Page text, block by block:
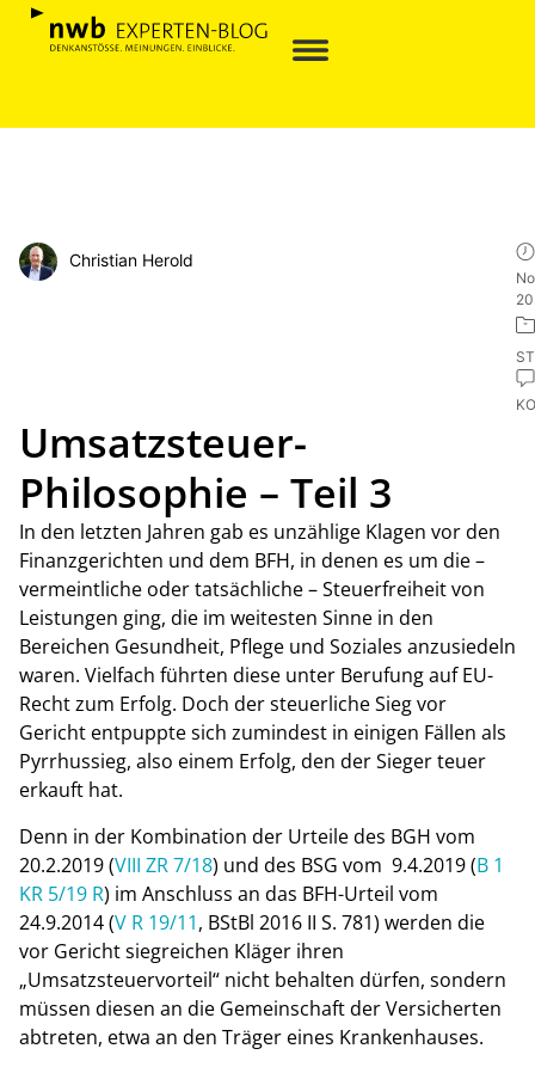
Christian Herold
Umsatzsteuer-
Philosophie – Teil 3
In den letzten Jahren gab es unzählige Klagen vor den
Finanzgerichten und dem BFH, in denen es um die –
vermeintliche oder tatsächliche – Steuerfreiheit von
Leistungen ging, die im weitesten Sinne in den
Bereichen Gesundheit, Pflege und Soziales anzusiedeln
waren. Vielfach führten diese unter Berufung auf EU-
Recht zum Erfolg. Doch der steuerliche Sieg vor
Gericht entpuppte sich zumindest in einigen Fällen als
Pyrrhussieg, also einem Erfolg, den der Sieger teuer
erkauft hat.
Denn in der Kombination der Urteile des BGH vom
20.2.2019 (VIII ZR 7/18) und des BSG vom 9.4.2019 (B 1
KR 5/19 R) im Anschluss an das BFH-Urteil vom
24.9.2014 (V R 19/11, BStBl 2016 II S. 781) werden die
vor Gericht siegreichen Kläger ihren
„Umsatzsteuervorteil“ nicht behalten dürfen, sondern
müssen diesen an die Gemeinschaft der Versicherten
abtreten, etwa an den Träger eines Krankenhauses.